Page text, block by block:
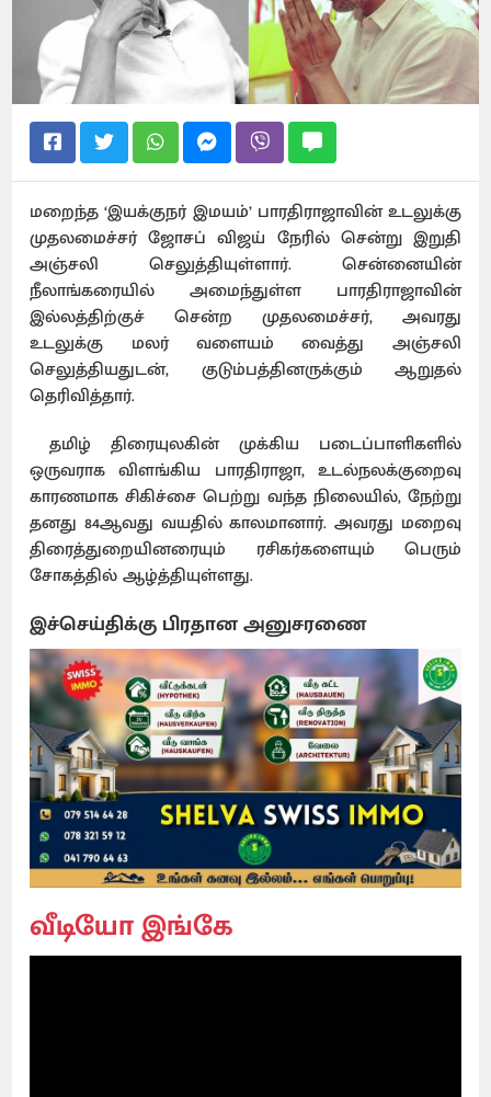
மறைந்த ‘இயக்குநர் இமயம்’ பாரதிராஜாவின் உடலுக்கு
முதலமைச்சர் ஜோசப் விஜய் நேரில் சென்று இறுதி
அஞ்சலி செலுத்தியுள்ளார். சென்னையின்
நீலாங்கரையில் அமைந்துள்ள பாரதிராஜாவின்
இல்லத்திற்குச் சென்ற முதலமைச்சர், அவரது
உடலுக்கு மலர் வளையம் வைத்து அஞ்சலி
செலுத்தியதுடன், குடும்பத்தினருக்கும் ஆறுதல்
தெரிவித்தார்.
தமிழ் திரையுலகின் முக்கிய படைப்பாளிகளில்
ஒருவராக விளங்கிய பாரதிராஜா, உடல்நலக்குறைவு
காரணமாக சிகிச்சை பெற்று வந்த நிலையில், நேற்று
தனது 84ஆவது வயதில் காலமானார். அவரது மறைவு
திரைத்துறையினரையும் ரசிகர்களையும் பெரும்
சோகத்தில் ஆழ்த்தியுள்ளது.
இச்செய்திக்கு பிரதான அனுசரணை
வீடியோ இங்கே